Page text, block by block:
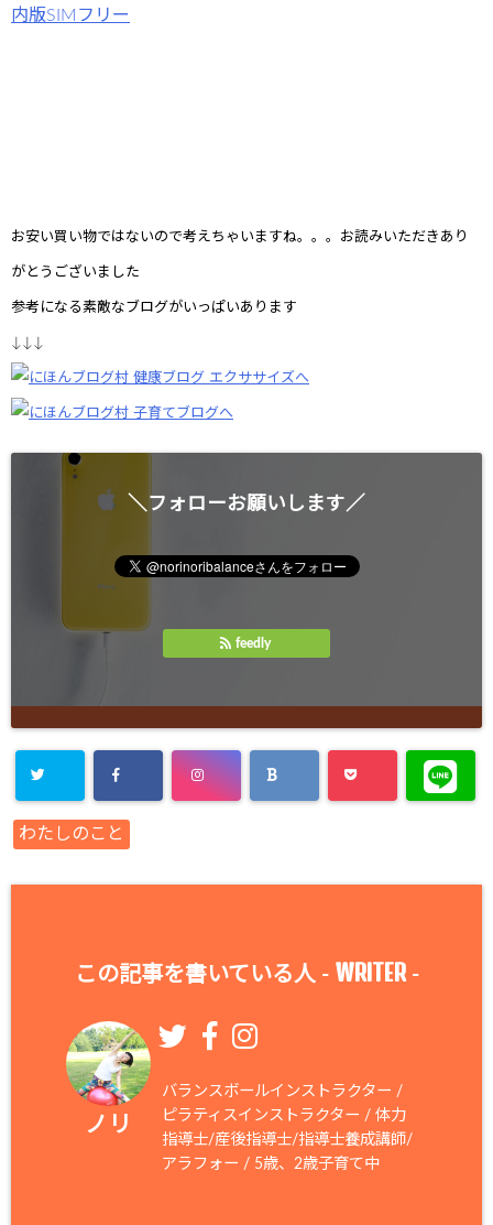
内版SIMフリー
お安い買い物ではないので考えちゃいますね。。。 お読みいただきあり
がとうございました
参考になる素敵なブログがいっぱいあります
↓↓↓
＼フォローお願いします／
feedly
わたしのこと
この記事を書いている人 - WRITER-
ノリ
バランスボールインストラクター /
ピラティスインストラクター / 体力
指導士/産後指導士/指導士養成講師/
アラフォー / 5歳、2歳子育て中